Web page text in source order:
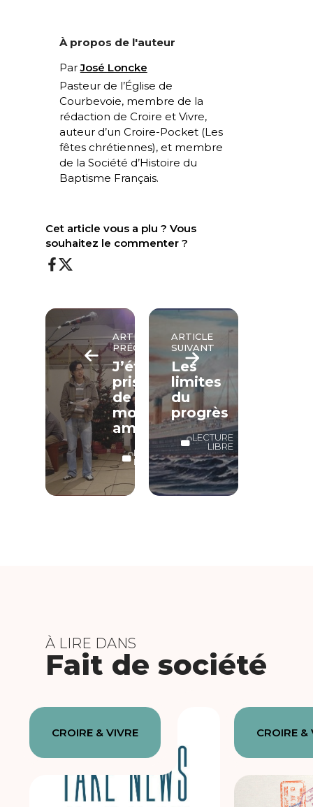
À propos de l'auteur
ParJosé Loncke
Pasteur de l’Église de
Courbevoie, membre de la
rédaction de Croire et Vivre,
auteur d’un Croire-Pocket (Les
fêtes chrétiennes), et membre
de la Société d’Histoire du
Baptisme Français.
Cet article vous a plu ? Vous
souhaitez le commenter ?
ARTICLE
PRÉCÉDENT
J’étais
prisonnier
de
mon
amertume
LECTURE
LIBRE
ARTICLE
SUIVANT
Les
limites
du
progrès
LECTURE
LIBRE
À LIRE DANS
Fait de société
CROIRE & VIVRE CROIRE &